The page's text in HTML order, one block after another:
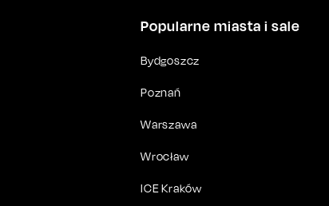
Popularne miasta i sale
Bydgoszcz
Poznań
Warszawa
Wrocław
ICE Kraków